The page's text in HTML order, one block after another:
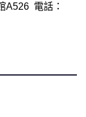
A526 電話：